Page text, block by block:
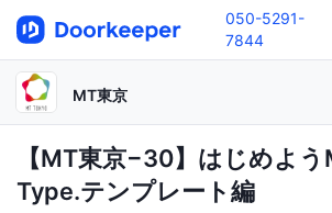
050-5291-
7844
MT東京
【MT東京−30】はじめよ
Type.テンプレート編